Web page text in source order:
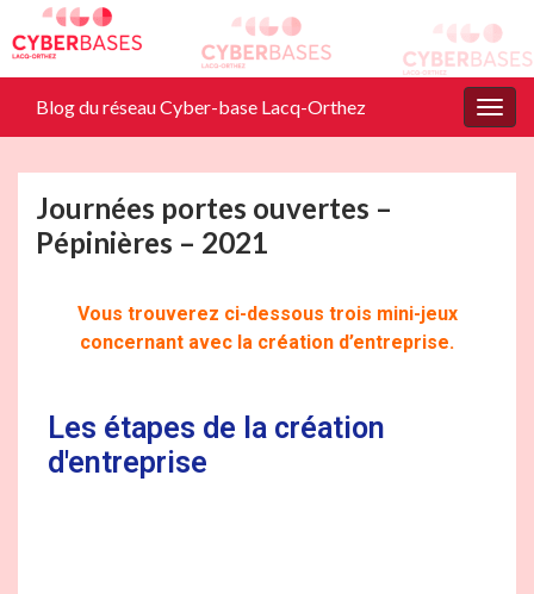
Blog du réseau Cyber-base Lacq-Orthez
Journées portes ouvertes –
Pépinières – 2021
Vous trouverez ci-dessous trois mini-jeux
concernant avec la création d’entreprise.
Les étapes de la création
d'entreprise